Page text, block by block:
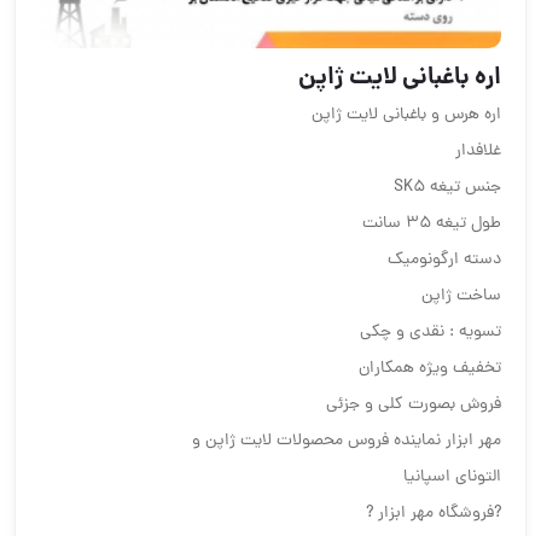
اره باغبانی لایت ژاپن
اره هرس و باغبانی لایت ژاپن
غلافدار
جنس تیغه SK5
طول تیغه ۳۵ سانت
دسته ارگونومیک
ساخت ژاپن
تسویه : نقدی و چکی
تخفیف ویژه همکاران
فروش بصورت کلی و جزئی
مهر ابزار نماینده فروس محصولات لایت ژاپن و
التونای اسپانیا
?فروشگاه مهر ابزار ?